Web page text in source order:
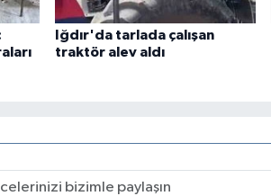
Iğdır'da tarlada çalışan
traktör alev aldı